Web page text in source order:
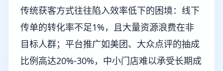
传统获客方式往往陷入效率低下的困境：线下
传单的转化率不足1%，且大量资源浪费在非
目标人群；平台推广如美团、大众点评的抽成
比例高达20%-30%，中小门店难以承受长期成